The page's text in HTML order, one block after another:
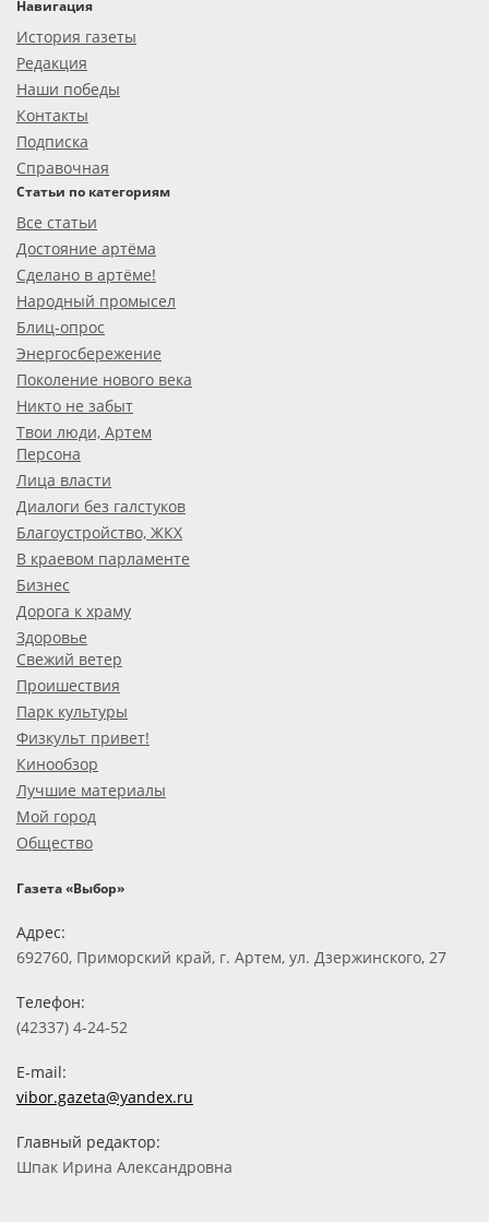
Навигация
История газеты
Редакция
Наши победы
Контакты
Подписка
Справочная
Статьи по категориям
Все статьи
Достояние артёма
Сделано в артёме!
Народный промысел
Блиц-опрос
Энергосбережение
Поколение нового века
Никто не забыт
Твои люди, Артем
Персона
Лица власти
Диалоги без галстуков
Благоустройство, ЖКХ
В краевом парламенте
Бизнес
Дорога к храму
Здоровье
Свежий ветер
Проишествия
Парк культуры
Физкульт привет!
Кинообзор
Лучшие материалы
Мой город
Общество
Газета «Выбор»
Адрес:
692760, Приморский край, г. Артем, ул. Дзержинского, 27
Телефон:
(42337) 4-24-52
E-mail:
vibor.gazeta@yandex.ru
Главный редактор:
Шпак Ирина Александровна